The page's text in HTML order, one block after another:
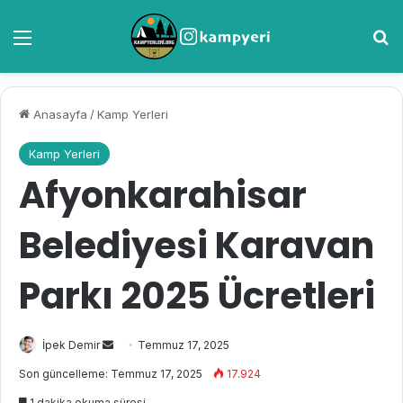
Anasayfa /Kamp Yerleri
Kamp Yerleri
Afyonkarahisar
Belediyesi Karavan
Parkı 2025 Ücretleri
İpek Demir
i
Temmuz 17, 2025
Son güncelleme: Temmuz 17, 2025 17.924